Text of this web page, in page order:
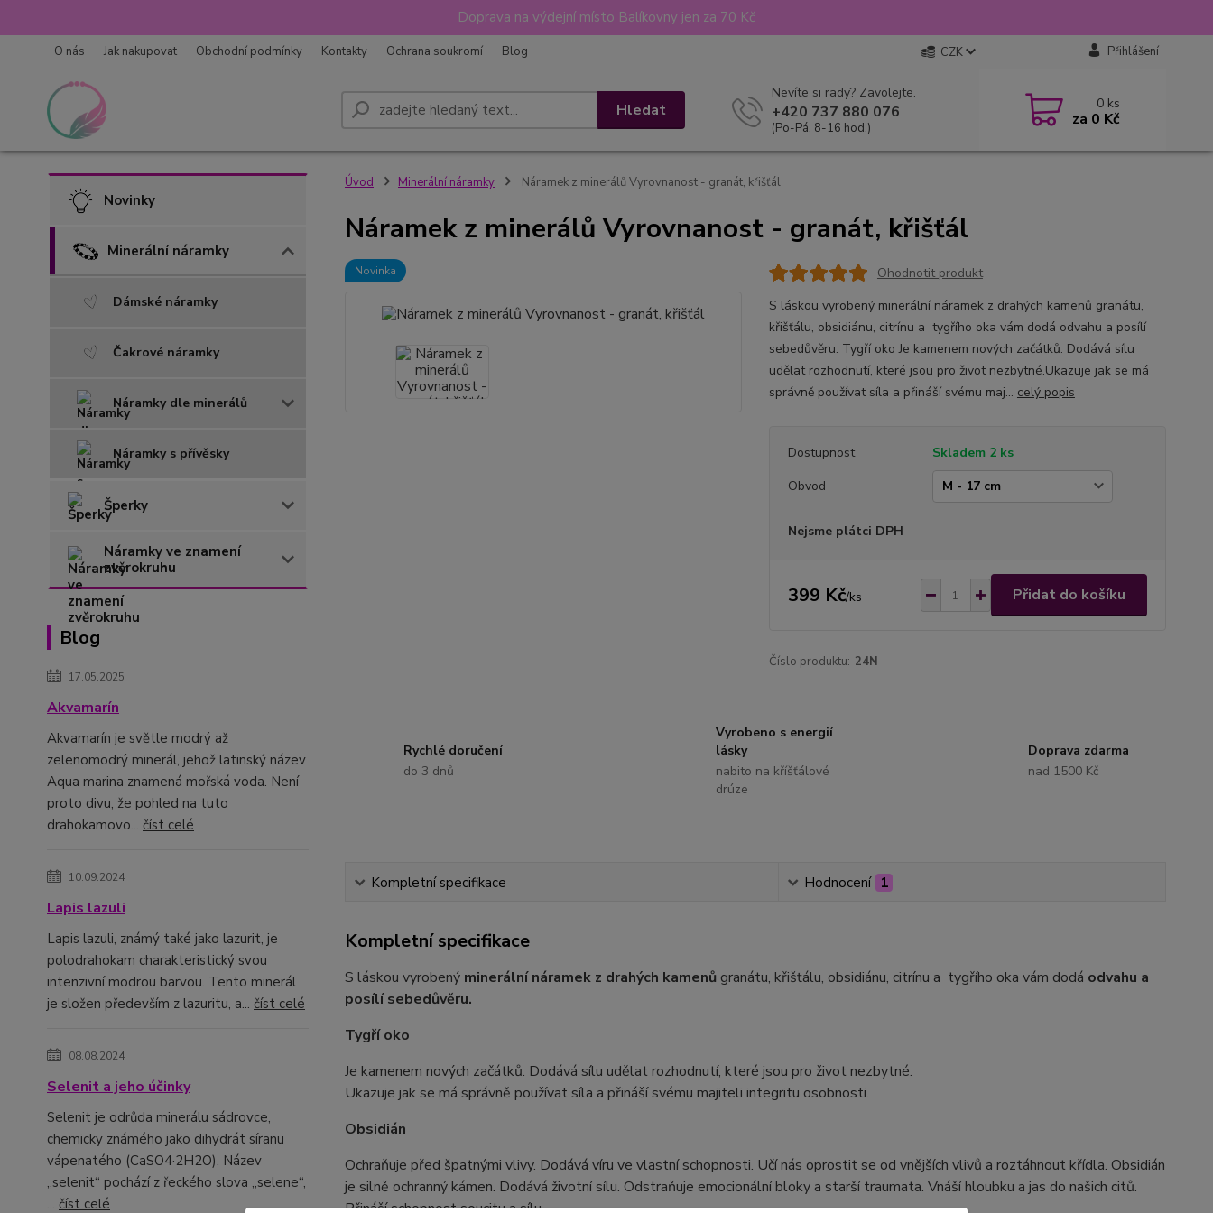
Doprava na výdejní místo Balíkovny jen za 70 Kč
O nás Jak nakupovat Obchodní podmínky Kontakty Ochrana soukromí Blog CZK Přihlášení
Hledat
Nevíte si rady? Zavolejte.
+420 737 880 076
(Po-Pá, 8-16 hod.)
0 ks
za 0 Kč
Novinky
Minerální náramky
Dámské náramky
Čakrové náramky
Náramky dle minerálů
Náramky s přívěsky
Šperky
Náramky ve znamení
zvěrokruhu
Blog
17.05.2025
Akvamarín
Akvamarín je světle modrý až
zelenomodrý minerál, jehož latinský název
Aqua marina znamená mořská voda. Není
proto divu, že pohled na tuto
drahokamovo... číst celé
10.09.2024
Lapis lazuli
Lapis lazuli, známý také jako lazurit, je
polodrahokam charakteristický svou
intenzivní modrou barvou. Tento minerál
je složen především z lazuritu, a... číst celé
08.08.2024
Selenit a jeho účinky
Selenit je odrůda minerálu sádrovce,
chemicky známého jako dihydrát síranu
vápenatého (CaSO4·2H2O). Název
„selenit“ pochází z řeckého slova „selene“,
... číst celé
Úvod Minerální náramky Náramek z minerálů Vyrovnanost - granát, křišťál
Náramek z minerálů Vyrovnanost - granát, křišťál
Novinka
Ohodnotit produkt
S láskou vyrobený minerální náramek z drahých kamenů granátu,
křišťálu, obsidiánu, citrínu a tygřího oka vám dodá odvahu a posílí
sebedůvěru. Tygří oko Je kamenem nových začátků. Dodává sílu
udělat rozhodnutí, které jsou pro život nezbytné.Ukazuje jak se má
správně používat síla a přináší svému maj... celý popis
Dostupnost
Skladem 2 ks
Obvod
Nejsme plátci DPH
399 Kč/ks Přidat do košíku
Číslo produktu: 24N
Rychlé doručení
do 3 dnů
Vyrobeno s energií
lásky
nabito na kříšťálové
drúze
Doprava zdarma
nad 1500 Kč
Kompletní specifikace Hodnocení 1
Kompletní specifikace
S láskou vyrobený minerální náramek z drahých kamenů granátu, křišťálu, obsidiánu, citrínu a tygřího oka vám dodá odvahu a
posílí sebedůvěru.
Tygří oko
Je kamenem nových začátků. Dodává sílu udělat rozhodnutí, které jsou pro život nezbytné.
Ukazuje jak se má správně používat síla a přináší svému majiteli integritu osobnosti.
Obsidián
Ochraňuje před špatnými vlivy. Dodává víru ve vlastní schopnosti. Učí nás oprostit se od vnějších vlivů a roztáhnout křídla. Obsidián
je silně ochranný kámen. Dodává životní sílu. Odstraňuje emocionální bloky a starší traumata. Vnáší hloubku a jas do našich citů.
Přináší schopnost soucitu a sílu.